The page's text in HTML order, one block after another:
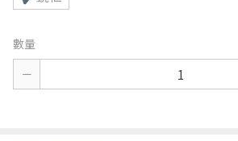
數量